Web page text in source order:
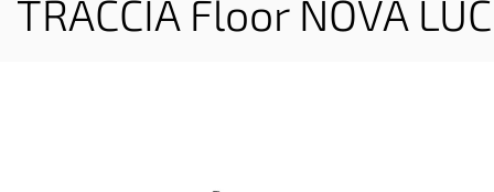
TRACCIA Floor NOVA